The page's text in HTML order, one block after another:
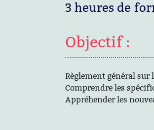
3 heures de
Objectif :
Règlement général sur
Comprendre les
Appréhender les